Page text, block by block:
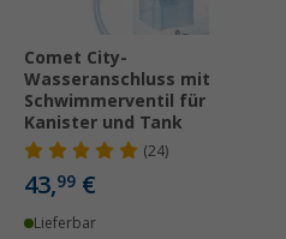
Comet City-
Wasseranschluss mit
Schwimmerventil für
Kanister und Tank
(24)
43,99 €
Lieferbar